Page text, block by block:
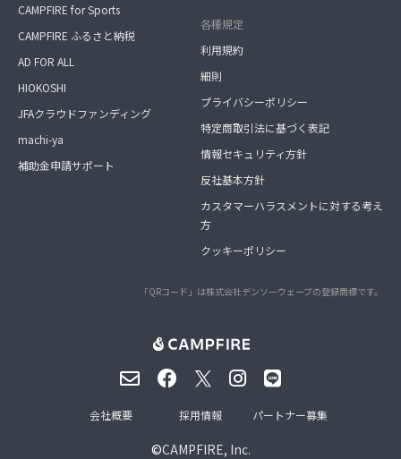
CAMPFIRE for Sports
CAMPFIRE ふるさと納税
AD FOR ALL
HIOKOSHI
JFAクラウドファンディング
machi-ya
補助金申請サポート
各種規定
利用規約
細則
プライバシーポリシー
特定商取引法に基づく表記
情報セキュリティ方針
反社基本方針
カスタマーハラスメントに対する考え
方
クッキーポリシー
「QRコード」は株式会社デンソーウェーブの登録商標です。
©CAMPFIRE, Inc.
会社概要 採用情報 パートナー募集